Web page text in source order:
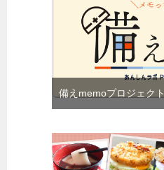
備えmemoプロジェクト